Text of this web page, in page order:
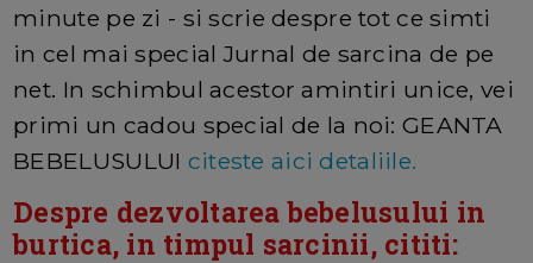
minute pe zi - si scrie despre tot ce simti
in cel mai special Jurnal de sarcina de pe
net. In schimbul acestor amintiri unice, vei
primi un cadou special de la noi: GEANTA
BEBELUSULUI citeste aici detaliile.
Despre dezvoltarea bebelusului in
burtica, in timpul sarcinii, cititi: